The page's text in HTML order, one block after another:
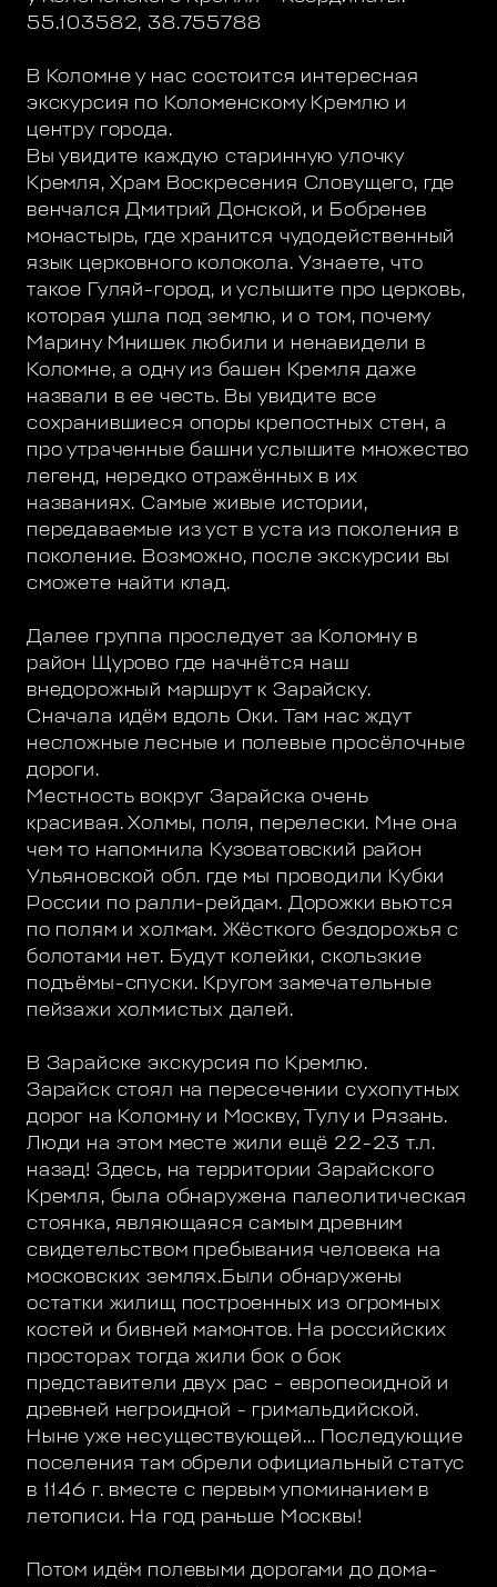
55.103582, 38.755788
В Коломне у нас состоится интересная
экскурсия по Коломенскому Кремлю и
центру города.
Вы увидите каждую старинную улочку
Кремля, Храм Воскресения Словущего, где
венчался Дмитрий Донской, и Бобренев
монастырь, где хранится чудодейственный
язык церковного колокола. Узнаете, что
такое Гуляй-город, и услышите про церковь,
которая ушла под землю, и о том, почему
Марину Мнишек любили и ненавидели в
Коломне, а одну из башен Кремля даже
назвали в ее честь. Вы увидите все
сохранившиеся опоры крепостных стен, а
про утраченные башни услышите множество
легенд, нередко отражённых в их
названиях. Самые живые истории,
передаваемые из уст в уста из поколения в
поколение. Возможно, после экскурсии вы
сможете найти клад.
Далее группа проследует за Коломну в
район Щурово где начнётся наш
внедорожный маршрут к Зарайску.
Сначала идём вдоль Оки. Там нас ждут
несложные лесные и полевые просёлочные
дороги.
Местность вокруг Зарайска очень
красивая. Холмы, поля, перелески. Мне она
чем то напомнила Кузоватовский район
Ульяновской обл. где мы проводили Кубки
России по ралли-рейдам. Дорожки вьются
по полям и холмам. Жёсткого бездорожья с
болотами нет. Будут колейки, скользкие
подъёмы-спуски. Кругом замечательные
пейзажи холмистых далей.
В Зарайске экскурсия по Кремлю.
Зарайск стоял на пересечении сухопутных
дорог на Коломну и Москву, Тулу и Рязань.
Люди на этом месте жили ещё 22-23 т.л.
назад! Здесь, на территории Зарайского
Кремля, была обнаружена палеолитическая
стоянка, являющаяся самым древним
свидетельством пребывания человека на
московских землях.Были обнаружены
остатки жилищ построенных из огромных
костей и бивней мамонтов. На российских
просторах тогда жили бок о бок
представители двух рас - европеоидной и
древней негроидной - гримальдийской.
Ныне уже несуществующей... Последующие
поселения там обрели официальный статус
в 1146 г. вместе с первым упоминанием в
летописи. На год раньше Москвы!
Потом идём полевыми дорогами до дома-